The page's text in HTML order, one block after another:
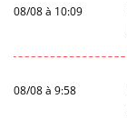
08/08 à 10:09
08/08 à 9:58